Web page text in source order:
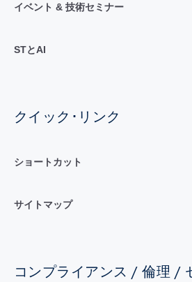
イベント & 技術セミナー
STとAI
クイック･リンク
ショートカット
サイトマップ
コンプライアンス / 倫理 /